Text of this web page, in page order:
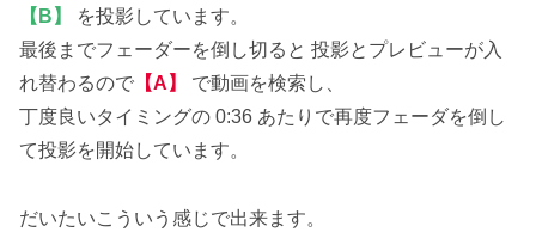
【B】
を投影しています。
最後までフェーダーを倒し切ると 投影とプレビューが入
れ替わるので 【A】
で動画を検索し、
丁度良いタイミングの 0:36 あたりで再度フェーダを倒し
て投影を開始しています。
だいたいこういう感じで出来ます。